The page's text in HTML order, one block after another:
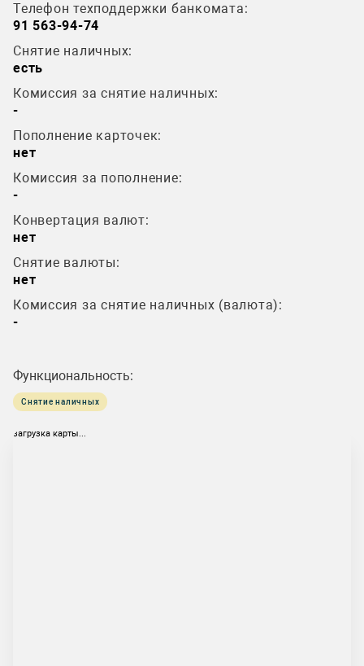
Телефон техподдержки банкомата:
91 563-94-74
Снятие наличных:
есть
Комиссия за снятие наличных:
-
Пополнение карточек:
нет
Комиссия за пополнение:
-
Конвертация валют:
нет
Снятие валюты:
нет
Комиссия за снятие наличных (валюта):
-
Функциональность:
Снятие наличных
загрузка карты...